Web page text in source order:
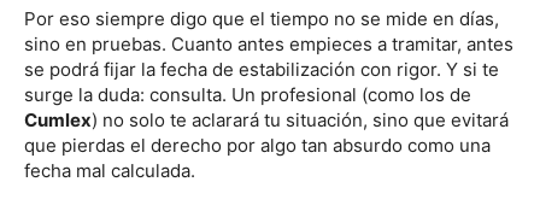
Por eso siempre digo que el tiempo no se mide en días,
sino en pruebas. Cuanto antes empieces a tramitar, antes
se podrá fijar la fecha de estabilización con rigor. Y si te
surge la duda: consulta. Un profesional (como los de
Cumlex) no solo te aclarará tu situación, sino que evitará
que pierdas el derecho por algo tan absurdo como una
fecha mal calculada.